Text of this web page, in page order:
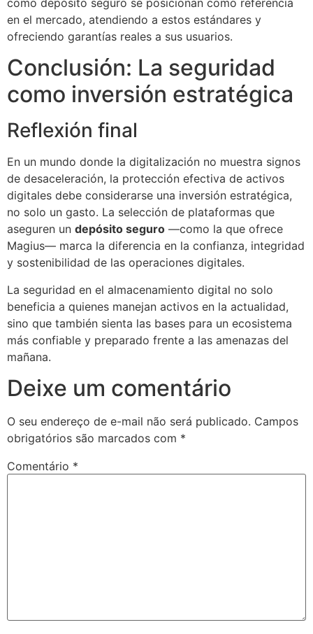
en el mercado, atendiendo a estos estándares y
ofreciendo garantías reales a sus usuarios.
Conclusión: La seguridad
como inversión estratégica
Reflexión final
En un mundo donde la digitalización no muestra signos
de desaceleración, la protección efectiva de activos
digitales debe considerarse una inversión estratégica,
no solo un gasto. La selección de plataformas que
aseguren un depósito seguro —como la que ofrece
Magius— marca la diferencia en la confianza, integridad
y sostenibilidad de las operaciones digitales.
La seguridad en el almacenamiento digital no solo
beneficia a quienes manejan activos en la actualidad,
sino que también sienta las bases para un ecosistema
más confiable y preparado frente a las amenazas del
mañana.
Deixe um comentário
O seu endereço de e-mail não será publicado. Campos
obrigatórios são marcados com *
Comentário *